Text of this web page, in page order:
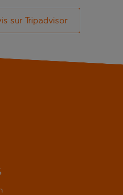
sur Tripadvisor